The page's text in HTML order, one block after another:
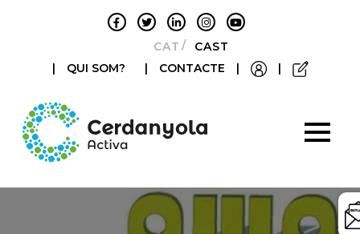
CATALÀCASTELLANO
|
QUI SOM? | CONTACTE | |